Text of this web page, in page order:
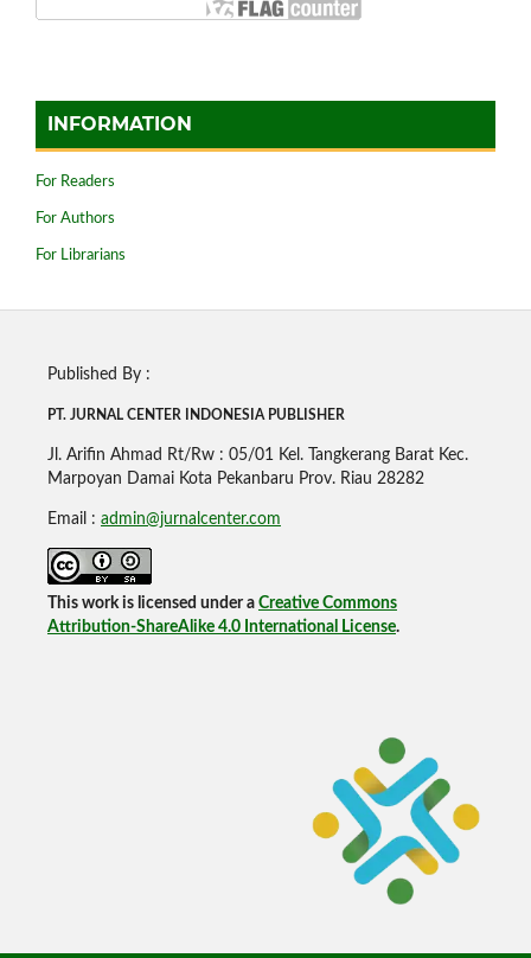
INFORMATION
For Readers
For Authors
For Librarians
Published By :
PT. JURNAL CENTER INDONESIA PUBLISHER
Jl. Arifin Ahmad Rt/Rw : 05/01 Kel. Tangkerang Barat Kec.
Marpoyan Damai Kota Pekanbaru Prov. Riau 28282
Email : admin@jurnalcenter.com
This work is licensed under a Creative Commons
Attribution-ShareAlike 4.0 International License.